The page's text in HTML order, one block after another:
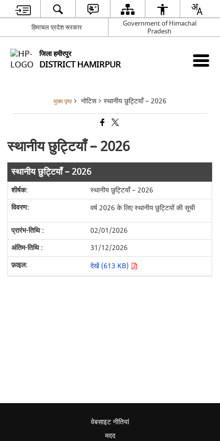
हिमाचल प्रदेश सरकार
Government of Himachal
Pradesh
जिला हमीरपुर
DISTRICT HAMIRPUR
मुख्य पृष्ठ नोटिस स्थानीय छुट्टियाँ – 2026
स्थानीय छुट्टियाँ – 2026
स्थानीय छुट्टियाँ – 2026
स्थानीय छुट्टियाँ – 2026
वर्ष 2026 के लिए स्थानीय छुट्टियों की सूची
02/01/2026
31/12/2026
देखें (613 KB)
वेबसाइट नीतियां
मदद